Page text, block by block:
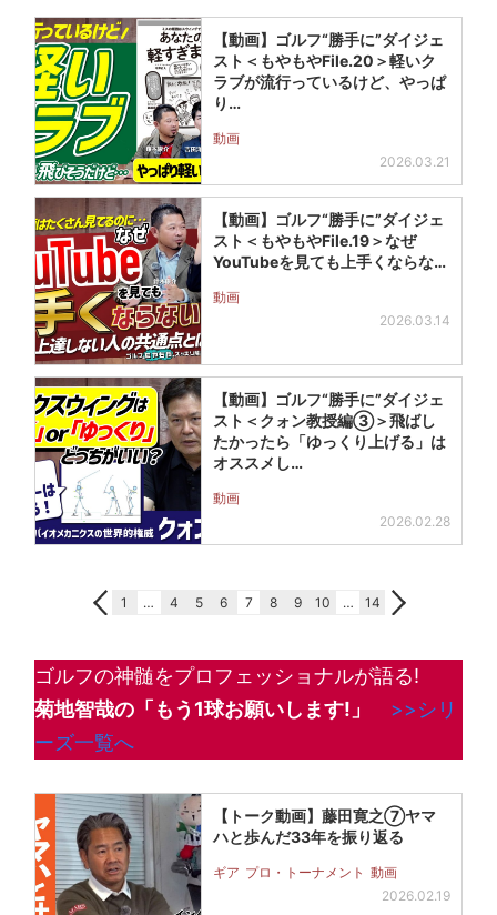
【動画】ゴルフ“勝手に”ダイジェ
スト＜もやもやFile.20＞軽いク
ラブが流行っているけど、やっぱ
り…
動画
2026.03.21
【動画】ゴルフ“勝手に”ダイジェ
スト＜もやもやFile.19＞なぜ
YouTubeを見ても上手くならな…
動画
2026.03.14
【動画】ゴルフ“勝手に”ダイジェ
スト＜クォン教授編③＞飛ばし
たかったら「ゆっくり上げる」は
オススメし…
動画
2026.02.28
1 … 4 5 6 7 8 9 10 … 14
ゴルフの神髄をプロフェッショナルが語る!
菊地智哉の「もう1球お願いします! 」
>>シリ
ーズ一覧へ
【トーク動画】藤田寛之⑦ヤマ
ハと歩んだ33年を振り返る
ギア プロ・トーナメント 動画
2026.02.19